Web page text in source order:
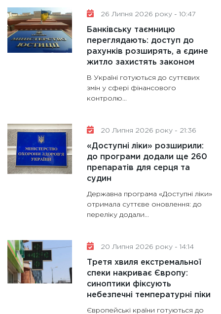
26 Липня 2026 року - 10:47
Банківську таємницю
переглядають: доступ до
рахунків розширять, а єдине
житло захистять законом
В Україні готуються до суттєвих
змін у сфері фінансового
контролю...
20 Липня 2026 року - 21:36
«Доступні ліки» розширили:
до програми додали ще 260
препаратів для серця та
судин
Державна програма «Доступні ліки»
отримала суттєве оновлення: до
переліку додали...
20 Липня 2026 року - 14:14
Третя хвиля екстремальної
спеки накриває Європу:
синоптики фіксують
небезпечні температурні піки
Європейські країни готуються до